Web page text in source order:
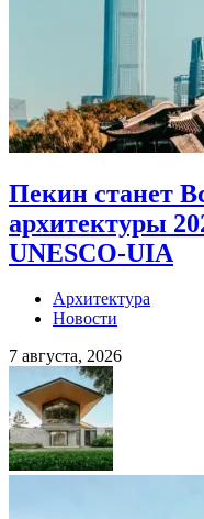
Пекин станет
архитектуры
UNESCO-UIA
Архитектура
Новости
7 августа, 2026